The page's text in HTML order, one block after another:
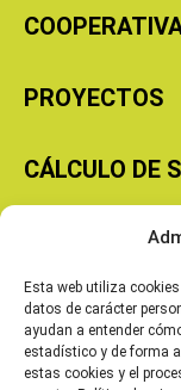
Esta web utiliza
datos de carácter
ayudan a entender
estadístico y de forma
estas cookies y el
PROYECTOS
CÁLCULO DE
Copyright © 2026